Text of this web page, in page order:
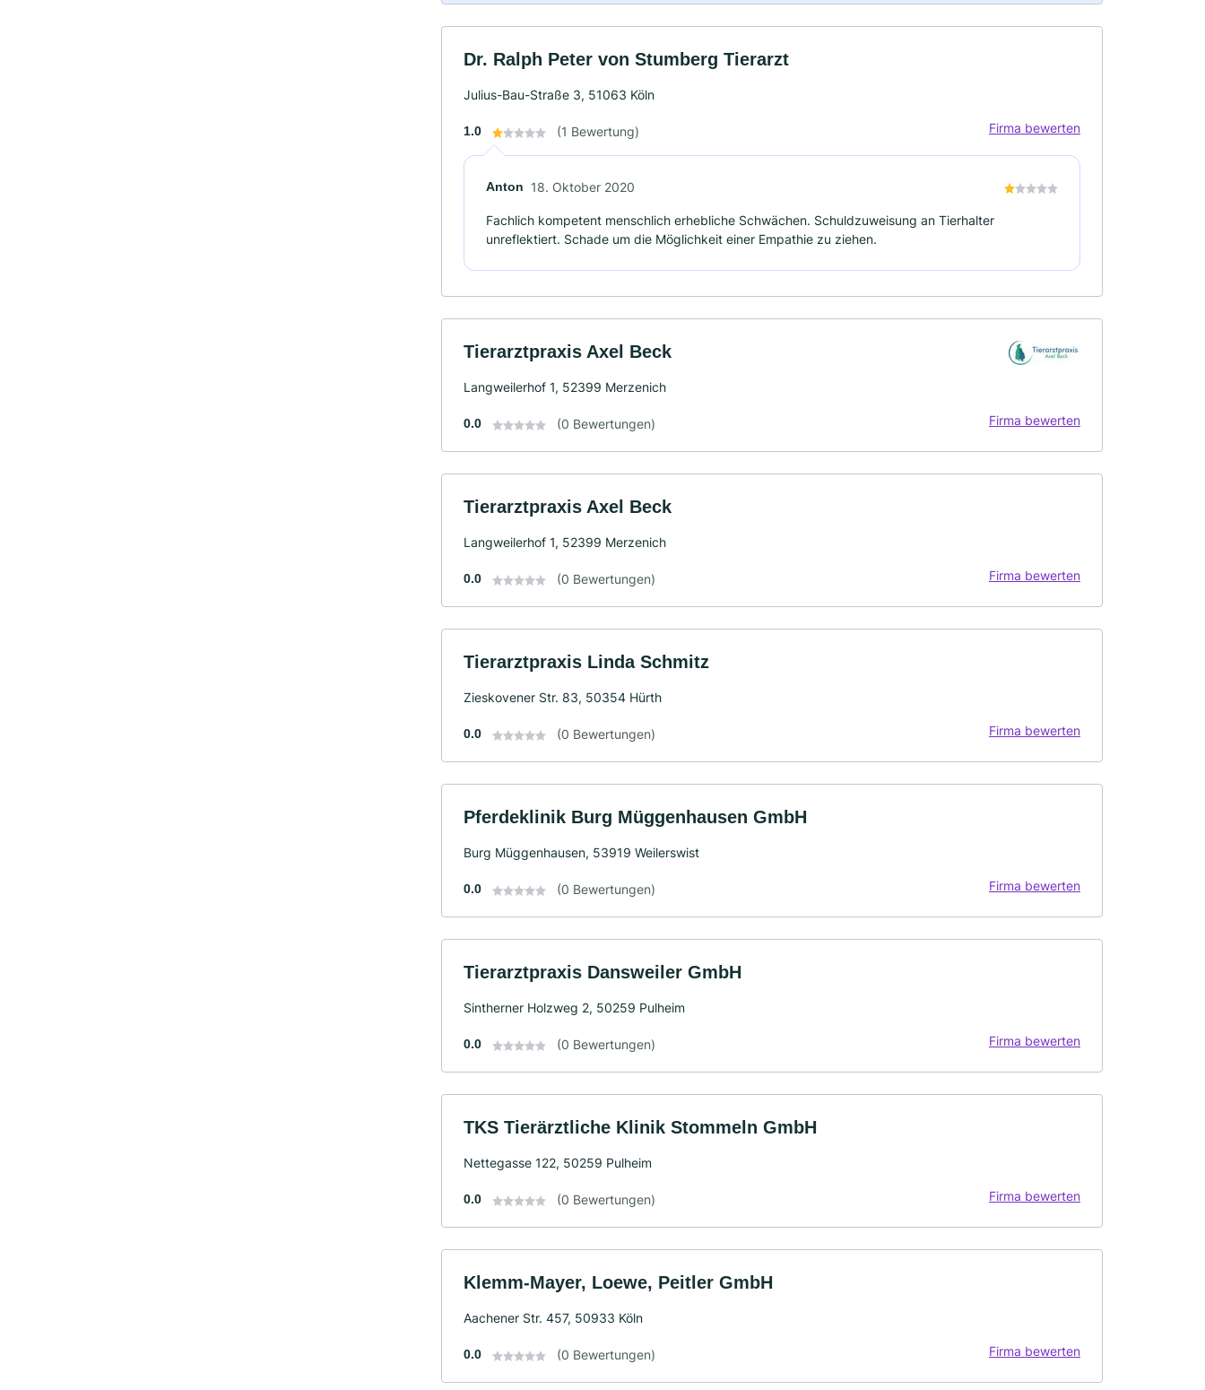
Dr. Ralph Peter von Stumberg Tierarzt
Julius-Bau-Straße 3, 51063 Köln
1.0 (1 Bewertung) Firma bewerten
Anton 18. Oktober 2020
Fachlich kompetent menschlich erhebliche Schwächen. Schuldzuweisung an Tierhalter
unreflektiert. Schade um die Möglichkeit einer Empathie zu ziehen.
Tierarztpraxis Axel Beck
Langweilerhof 1, 52399 Merzenich
0.0 (0 Bewertungen) Firma bewerten
Tierarztpraxis Axel Beck
Langweilerhof 1, 52399 Merzenich
0.0 (0 Bewertungen) Firma bewerten
Tierarztpraxis Linda Schmitz
Zieskovener Str. 83, 50354 Hürth
0.0 (0 Bewertungen) Firma bewerten
Pferdeklinik Burg Müggenhausen GmbH
Burg Müggenhausen, 53919 Weilerswist
0.0 (0 Bewertungen) Firma bewerten
Tierarztpraxis Dansweiler GmbH
Sintherner Holzweg 2, 50259 Pulheim
0.0 (0 Bewertungen) Firma bewerten
TKS Tierärztliche Klinik Stommeln GmbH
Nettegasse 122, 50259 Pulheim
0.0 (0 Bewertungen) Firma bewerten
Klemm-Mayer, Loewe, Peitler GmbH
Aachener Str. 457, 50933 Köln
0.0 (0 Bewertungen) Firma bewerten